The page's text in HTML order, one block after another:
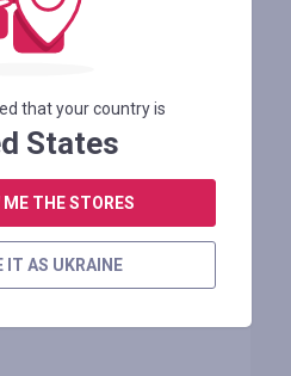
ЗАЛИШИТИ ВІДГУК
that your country is
States
ME THE STORES
IT AS UKRAINE